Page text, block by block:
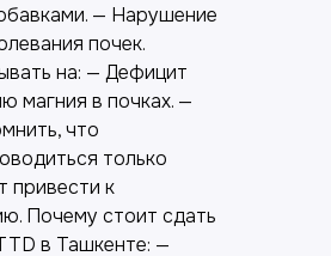
— Нарушение
почек.
на: — Дефицит
магния в почках. —
что
только
привести к
Почему стоит сдать
в Ташкенте: —